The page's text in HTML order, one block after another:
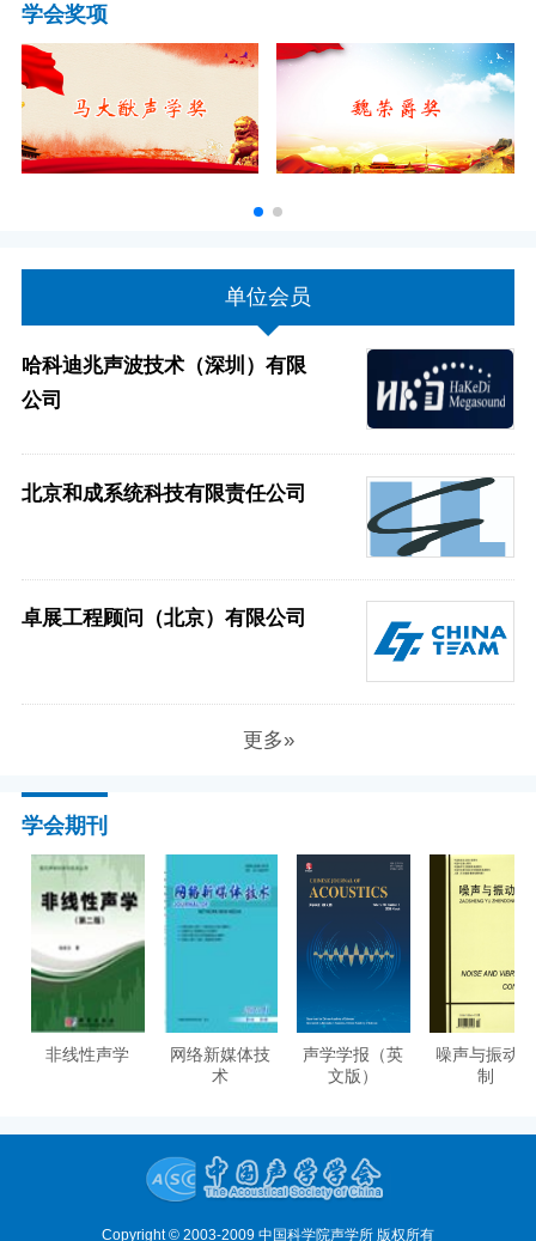
学会奖项
单位会员
哈科迪兆声波技术（深圳）有限
公司
北京和成系统科技有限责任公司
卓展工程顾问（北京）有限公司
更多»
学会期刊
非线性声学
网络新媒体技
声学学报（英
文版）
噪声与振动控
Copyright © 2003-2009 中国科学院声学所 版权所有